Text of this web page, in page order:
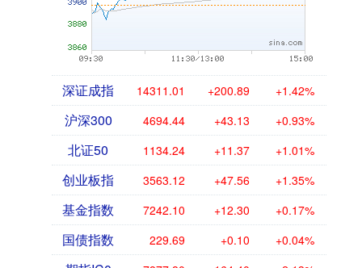
深证成指 14311.01 +200.89 +1.42%
沪深300 4694.44 +43.13 +0.93%
北证50 1134.24 +11.37 +1.01%
创业板指 3563.12 +47.56 +1.35%
基金指数 7242.10 +12.30 +0.17%
国债指数 229.69 +0.10 +0.04%